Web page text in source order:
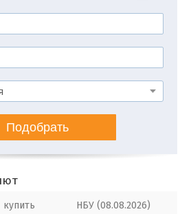
Подобрать
купить НБУ (08.08.2026)